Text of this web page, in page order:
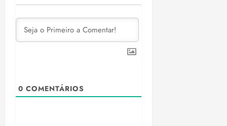
0 COMENTÁRIOS